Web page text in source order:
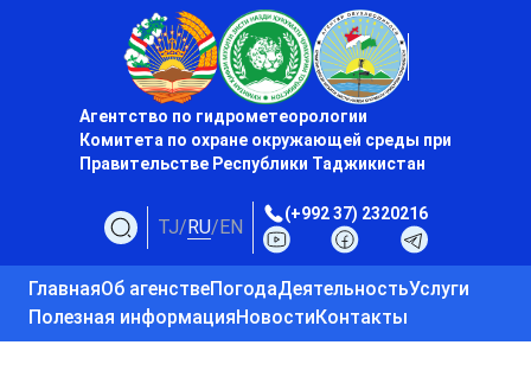
Агентство по гидрометеорологии
Комитета по охране окружающей среды при
Правительстве Республики Таджикистан
TJ/RU/EN
(+992 37) 2320216
ГлавнаяОб агенствеПогодаДеятельностьУслуги
Полезная информацияНовостиКонтакты